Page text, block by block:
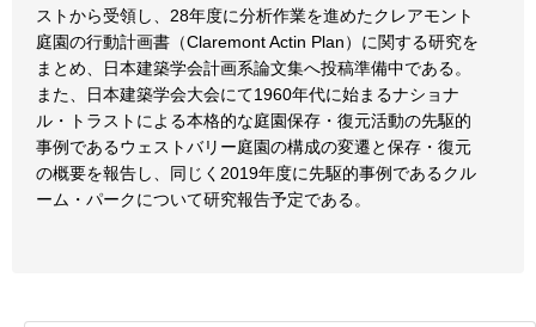
ストから受領し、28年度に分析作業を進めたクレアモント
庭園の行動計画書（Claremont Actin Plan）に関する研究を
まとめ、日本建築学会計画系論文集へ投稿準備中である。
また、日本建築学会大会にて1960年代に始まるナショナ
ル・トラストによる本格的な庭園保存・復元活動の先駆的
事例であるウェストバリー庭園の構成の変遷と保存・復元
の概要を報告し、同じく2019年度に先駆的事例であるクル
ーム・パークについて研究報告予定である。